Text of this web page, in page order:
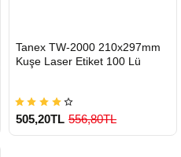
GÖNDERİ
Tanex TW-2000 210x297mm
Kuşe Laser Etiket 100 Lü
505,20TL 556,80TL